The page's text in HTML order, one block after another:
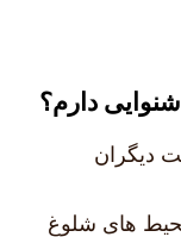
دارم؟
دیگران
های شلوغ